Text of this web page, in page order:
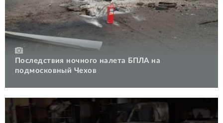
Последствия ночного налета БПЛА на
подмосковный Чехов